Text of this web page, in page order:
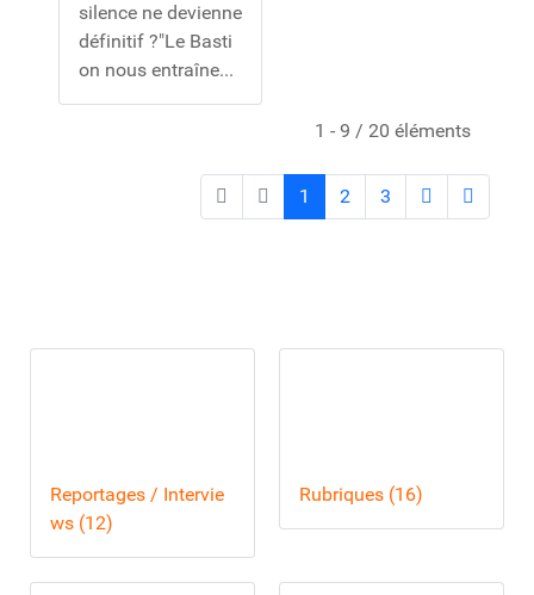
silence ne devienne
définitif ?"Le Basti
on nous entraîne...
1 - 9 / 20 éléments
1 2 3
Reportages / Intervie
ws (12)
Rubriques (16)